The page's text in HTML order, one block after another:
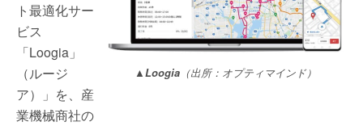
▲Loogia（出所：オプティマインド）
ト最適化サー
ビス
「Loogia」
（ルージ
ア）」を、産
業機械商社の